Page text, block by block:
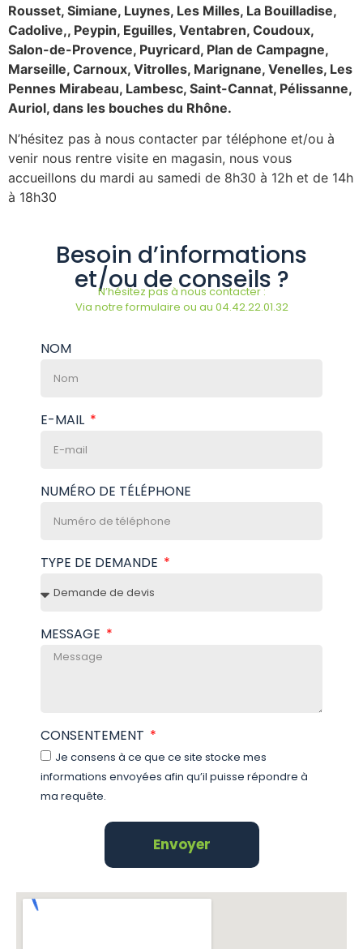
Rousset, Simiane, Luynes, Les Milles, La Bouilladise,
Cadolive,, Peypin, Eguilles, Ventabren, Coudoux,
Salon-de-Provence, Puyricard, Plan de Campagne,
Marseille, Carnoux, Vitrolles, Marignane, Venelles, Les
Pennes Mirabeau, Lambesc, Saint-Cannat, Pélissanne,
Auriol, dans les bouches du Rhône.
N’hésitez pas à nous contacter par téléphone et/ou à
venir nous rentre visite en magasin, nous vous
accueillons du mardi au samedi de 8h30 à 12h et de 14h
à 18h30
Besoin d’informations
et/ou de conseils ?
N’hésitez pas à nous contacter :
Via notre formulaire ou au 04.42.22.01.32
NOM
E-MAIL
NUMÉRO DE TÉLÉPHONE
TYPE DE DEMANDE
MESSAGE
CONSENTEMENT
Je consens à ce que ce site stocke mes
informations envoyées afin qu’il puisse répondre à
ma requête.
Envoyer